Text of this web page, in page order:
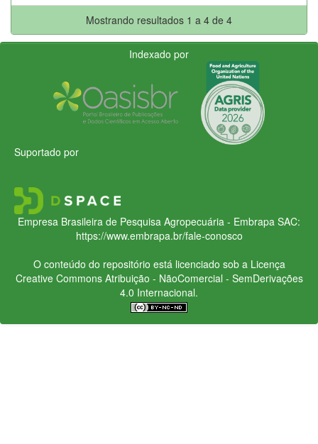
Mostrando resultados 1 a 4 de 4
Indexado por
Suportado por
Empresa Brasileira de Pesquisa Agropecuária - Embrapa SAC:
https://www.embrapa.br/fale-conosco
O conteúdo do repositório está licenciado sob a Licença
Creative CommonsAtribuição - NãoComercial - SemDerivações
4.0 Internacional.